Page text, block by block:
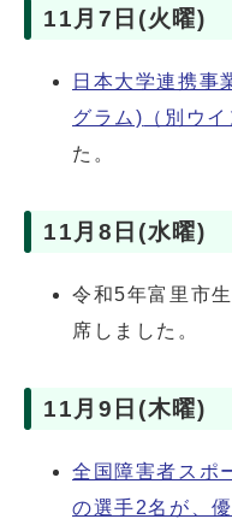
11月7日(火曜)
日本大学連携事
グラム) （別ウ
た。
11月8日(水曜)
令和5年富里市
席しました。
11月9日(木曜)
全国障害者スポ
の選手2名が、